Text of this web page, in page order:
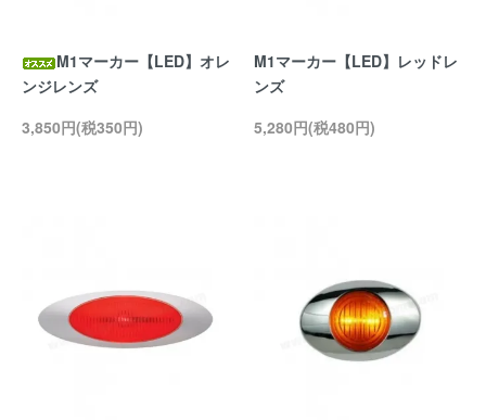
M1マーカー【LED】オレ
ンジレンズ
3,850円(税350円)
M1マーカー【LED】レッドレ
ンズ
5,280円(税480円)